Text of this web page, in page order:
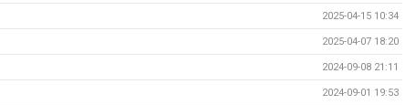
2025-04-15 10:34
2025-04-07 18:20
2024-09-08 21:11
2024-09-01 19:53